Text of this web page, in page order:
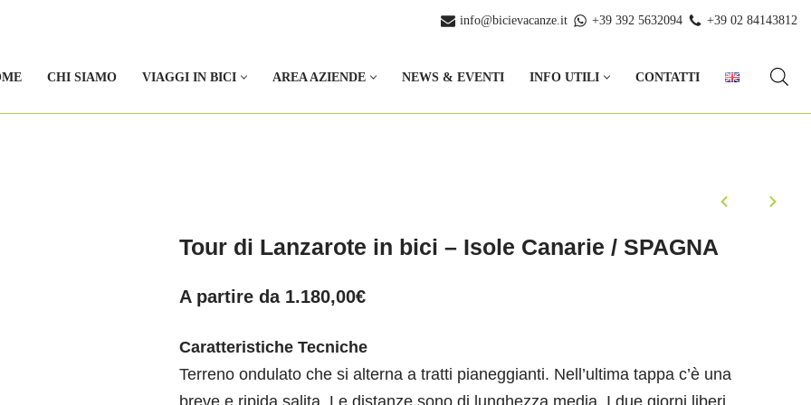
info@bicievacanze.it +39 392 5632094 +39 02 84143812
CHI SIAMO VIAGGI IN BICI AREA AZIENDE NEWS & EVENTI INFO UTILI CONTATTI
Tour di Lanzarote in bici – Isole Canarie / SPAGNA
A partire da 1.180,00€
Caratteristiche Tecniche
Terreno ondulato che si alterna a tratti pianeggianti. Nell’ultima tappa c’è una